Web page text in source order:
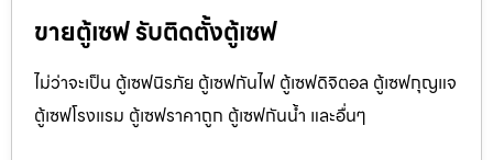
ขายตู้เซฟ รับติดตั้งตู้เซฟ
ไม่ว่าจะเป็น ตู้เซฟนิรภัย ตู้เซฟกันไฟ ตู้เซฟดิจิตอล ตู้เซฟกุญแจ
ตู้เซฟโรงแรม ตู้เซฟราคาถูก ตู้เซฟกันน้ำ และอื่นๆ